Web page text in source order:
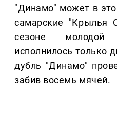
"Динамо" может в
самарские "Крылья
сезоне молодой
исполнилось только
дубль "Динамо"
забив восемь мячей.